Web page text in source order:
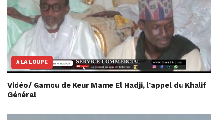
A LA LOUPE
Vidéo/ Gamou de Keur Mame El Hadji, l’appel du Khalif
Général